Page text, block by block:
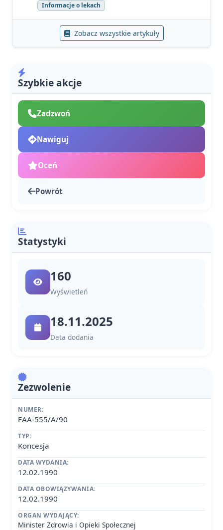
Informacje o lekach
Zobacz wszystkie artykuły
Szybkie akcje
Zadzwoń
Nawiguj
Oceń
Powrót
Statystyki
160
Wyświetleń
18.11.2025
Data dodania
Zezwolenie
NUMER:
FAA-555/A/90
TYP:
Koncesja
DATA WYDANIA:
12.02.1990
DATA OBOWIĄZYWANIA:
12.02.1990
ORGAN WYDAJĄCY:
Minister Zdrowia i Opieki Społecznej